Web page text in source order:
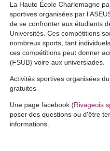
La Haute École Charlemagne
sportives organisées par
de se confronter aux étudiants
Universités. Ces compétitions
nombreux sports, tant
ces compétitions peut donner
(FSUB) voire aux universiades.
Activités sportives organisées
gratuites
Une page facebook (Rivageois
poser des questions ou d'être
informations.